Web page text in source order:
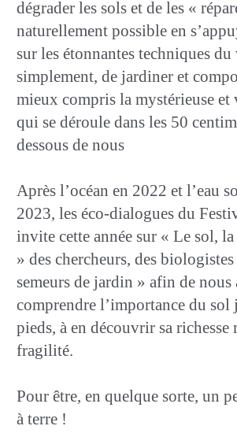
dégrader les sols et de les «
naturellement possible en
sur les étonnantes techniques
simplement, de jardiner et
mieux compris la mystérieuse
qui se déroule dans les 50
dessous de nous
Après l’océan en 2022 et l’eau
2023, les éco-dialogues du
invite cette année sur « Le sol,
» des chercheurs, des biologistes
semeurs de jardin » afin de nous
comprendre l’importance du sol
pieds, à en découvrir sa richesse
fragilité.
Pour être, en quelque sorte, un
à terre !